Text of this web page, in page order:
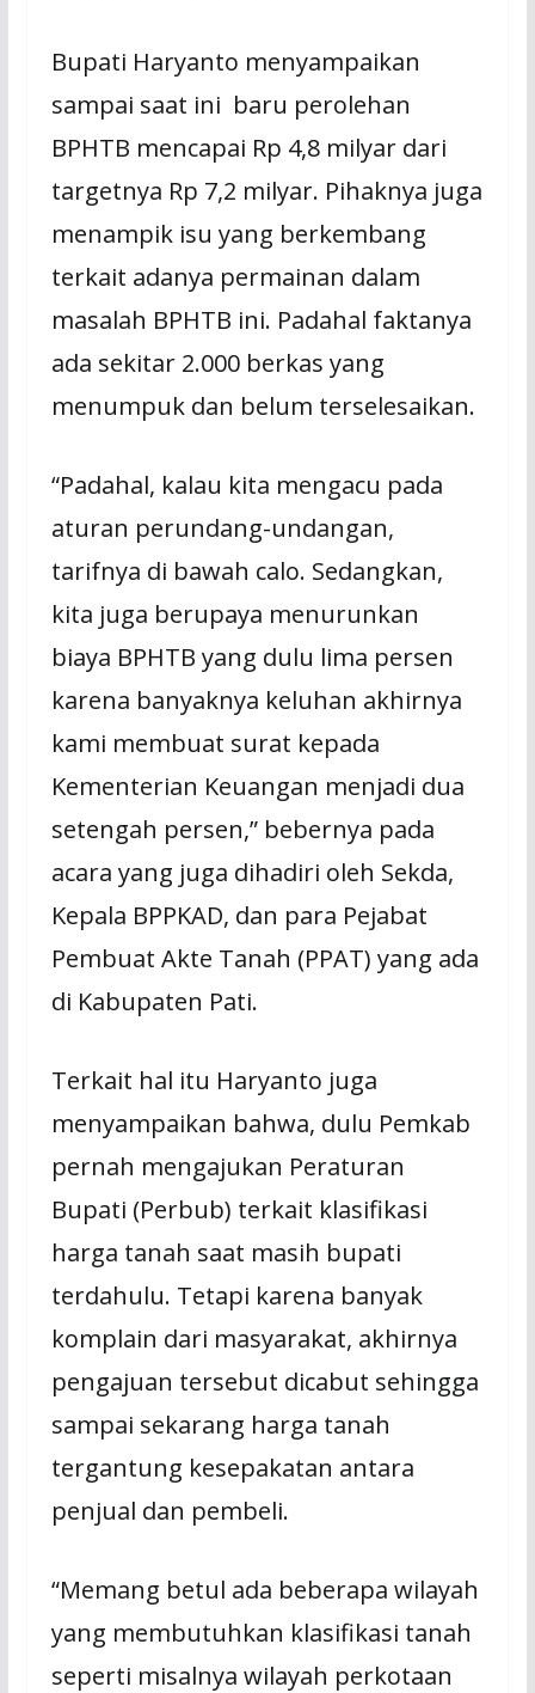
Bupati Haryanto menyampaikan
sampai saat ini baru perolehan
BPHTB mencapai Rp 4,8 milyar dari
targetnya Rp 7,2 milyar. Pihaknya juga
menampik isu yang berkembang
terkait adanya permainan dalam
masalah BPHTB ini. Padahal faktanya
ada sekitar 2.000 berkas yang
menumpuk dan belum terselesaikan.
“Padahal, kalau kita mengacu pada
aturan perundang-undangan,
tarifnya di bawah calo. Sedangkan,
kita juga berupaya menurunkan
biaya BPHTB yang dulu lima persen
karena banyaknya keluhan akhirnya
kami membuat surat kepada
Kementerian Keuangan menjadi dua
setengah persen,” bebernya pada
acara yang juga dihadiri oleh Sekda,
Kepala BPPKAD, dan para Pejabat
Pembuat Akte Tanah (PPAT) yang ada
di Kabupaten Pati.
Terkait hal itu Haryanto juga
menyampaikan bahwa, dulu Pemkab
pernah mengajukan Peraturan
Bupati (Perbub) terkait klasifikasi
harga tanah saat masih bupati
terdahulu. Tetapi karena banyak
komplain dari masyarakat, akhirnya
pengajuan tersebut dicabut sehingga
sampai sekarang harga tanah
tergantung kesepakatan antara
penjual dan pembeli.
“Memang betul ada beberapa wilayah
yang membutuhkan klasifikasi tanah
seperti misalnya wilayah perkotaan